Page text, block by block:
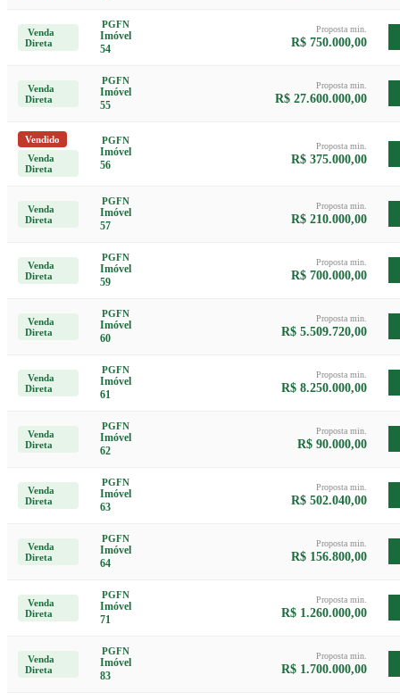
Venda
Direta
PGFN
Imóvel
54
Proposta min.
R$ 750.000,00
Venda
Direta
PGFN
Imóvel
55
Proposta min.
R$ 27.600.000,00
Vendido
Venda
Direta
PGFN
Imóvel
56
Proposta min.
R$ 375.000,00
Venda
Direta
PGFN
Imóvel
57
Proposta min.
R$ 210.000,00
Venda
Direta
PGFN
Imóvel
59
Proposta min.
R$ 700.000,00
Venda
Direta
PGFN
Imóvel
60
Proposta min.
R$ 5.509.720,00
Venda
Direta
PGFN
Imóvel
61
Proposta min.
R$ 8.250.000,00
Venda
Direta
PGFN
Imóvel
62
Proposta min.
R$ 90.000,00
Venda
Direta
PGFN
Imóvel
63
Proposta min.
R$ 502.040,00
Venda
Direta
PGFN
Imóvel
64
Proposta min.
R$ 156.800,00
Venda
Direta
PGFN
Imóvel
71
Proposta min.
R$ 1.260.000,00
Venda
Direta
PGFN
Imóvel
83
Proposta min.
R$ 1.700.000,00